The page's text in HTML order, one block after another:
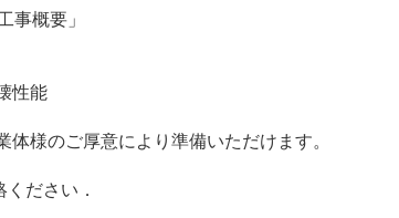
事概要」
性能
様のご厚意により準備いただけます。
ださい．